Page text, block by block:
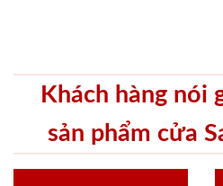
Khách hàng nói
sản phẩm cửa